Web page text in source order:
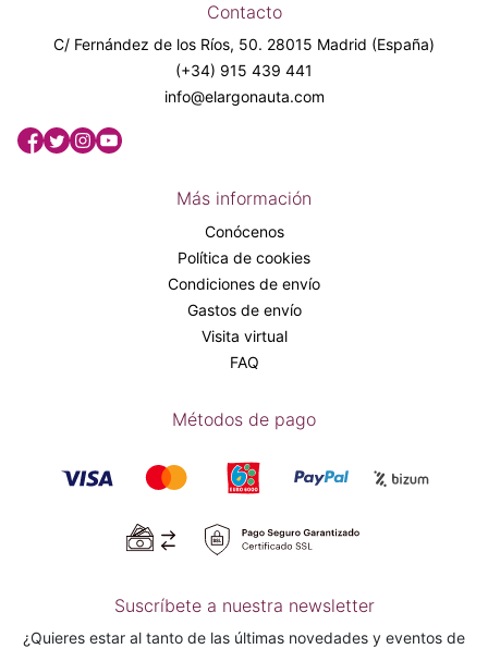
Contacto
C/ Fernández de los Ríos, 50. 28015 Madrid (España)
(+34) 915 439 441
info@elargonauta.com
Más información
Conócenos
Política de cookies
Condiciones de envío
Gastos de envío
Visita virtual
FAQ
Métodos de pago
Suscríbete a nuestra newsletter
¿Quieres estar al tanto de las últimas novedades y eventos de